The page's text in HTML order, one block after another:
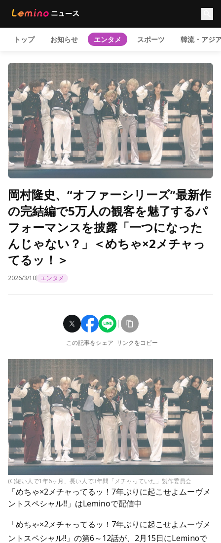
トップ お知らせ エンタメ スポーツ 韓流・アジ
岡村隆史、“オファーシリーズ”最新作
の完結編で5万人の観客を魅了するパ
フォーマンスを披露「一つになった
んじゃない？」＜めちゃ×2メチャっ
てるッ！＞
2026/3/10 エンタメ
この記事をシェア リンクをコピー
(C)短い人で1年6ヶ月、長い人で3年間「メチャっていた」製作委員会
「めちゃ×2メチャってるッ！7年ぶりに起こせよムーヴメ
ントスペシャル!!」はLeminoで配信中
「めちゃ×2メチャってるッ！7年ぶりに起こせよムーヴメ
ントスペシャル!!」の第6～12話が、2月15日にLeminoで